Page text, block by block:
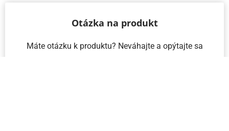
Otázka na produkt
Máte otázku k produktu? Neváhajte a opýtajte sa